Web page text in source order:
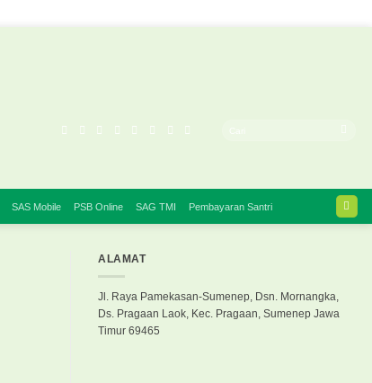
SAS Mobile PSB Online SAG TMI Pembayaran Santri
ALAMAT
Jl. Raya Pamekasan-Sumenep, Dsn. Mornangka,
Ds. Pragaan Laok, Kec. Pragaan, Sumenep Jawa
Timur 69465